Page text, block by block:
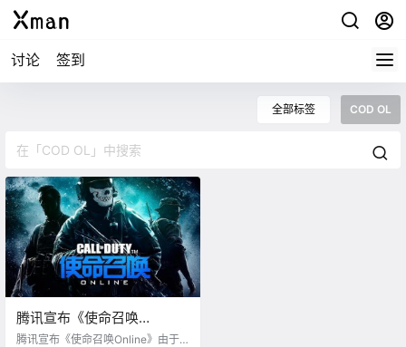
讨论 签到
全部标签 COD OL
腾讯宣布《使命召唤
Online》将于8月31日停止
腾讯宣布《使命召唤Online》由于